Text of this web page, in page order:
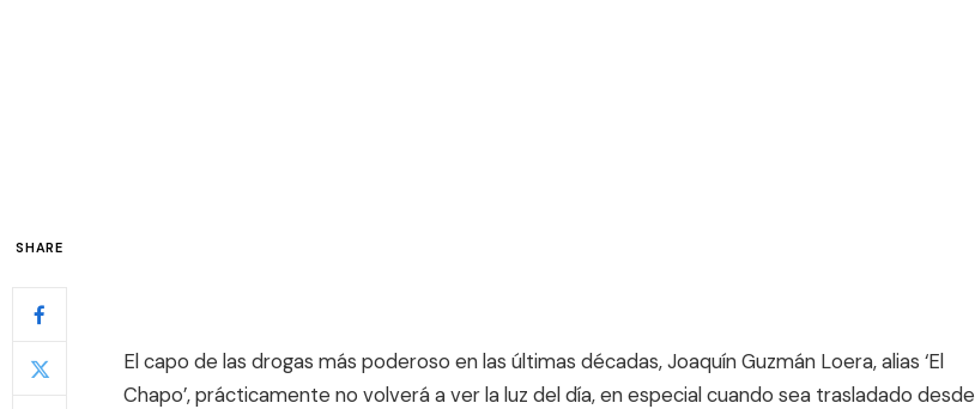
SHARE
El capo de las drogas más poderoso en las últimas décadas, Joaquín Guzmán Loera, alias ‘El
Chapo’, prácticamente no volverá a ver la luz del día, en especial cuando sea trasladado desde